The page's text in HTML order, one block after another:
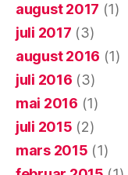
august 2017 (1)
juli 2017 (3)
august 2016 (1)
juli 2016 (3)
mai 2016 (1)
juli 2015 (2)
mars 2015 (1)